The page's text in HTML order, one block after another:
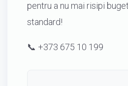
pentru a nu mai risipi
standard!
📞 +373 675 10 199